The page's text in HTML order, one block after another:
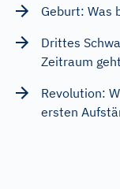
Geburt: Was
Drittes
Zeitraum
Revolution:
ersten